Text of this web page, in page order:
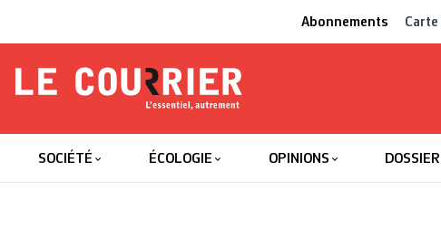
Abonnements
Le Courrier
SOCIÉTÉ ÉCOLOGIE OPINIONS